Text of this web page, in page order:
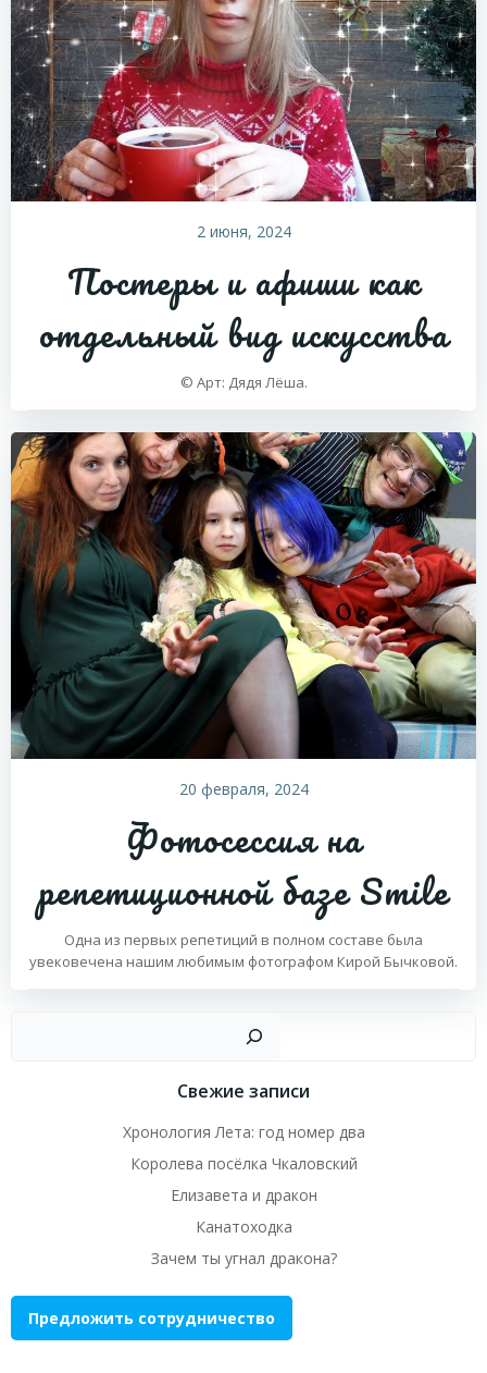
2 июня, 2024
Постеры и афиши как
отдельный вид искусства
© Арт: Дядя Лёша.
20 февраля, 2024
Фотосессия на
репетиционной базе Smile
Одна из первых репетиций в полном составе была
увековечена нашим любимым фотографом Кирой Бычковой.
Свежие записи
Хронология Лета: год номер два
Королева посёлка Чкаловский
Елизавета и дракон
Канатоходка
Зачем ты угнал дракона?
Предложить сотрудничество